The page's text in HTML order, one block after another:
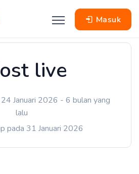
Masuk
live
Januari 2026 - 6 bulan yang
lalu
pada 31 Januari 2026